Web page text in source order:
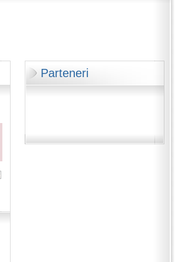
Parteneri